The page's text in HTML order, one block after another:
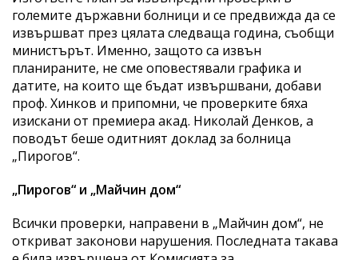
големите държавни болници и се предвижда да се
извършват през цялата следваща година, съобщи
министърът. Именно, защото са извън
планираните, не сме оповестявали графика и
датите, на които ще бъдат извършвани, добави
проф. Хинков и припомни, че проверките бяха
изискани от премиера акад. Николай Денков, а
поводът беше одитният доклад за болница
„Пирогов“.
„Пирогов“ и „Майчин дом“
Всички проверки, направени в „Майчин дом“, не
откриват законови нарушения. Последната такава